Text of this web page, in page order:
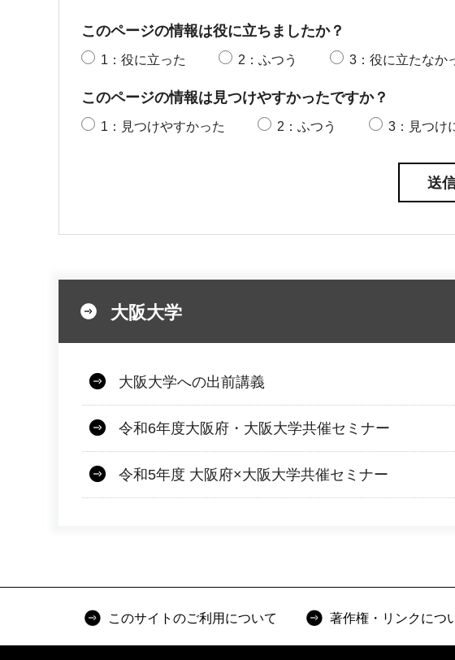
このページの情報は役に立ちましたか？
1：役に立った 2：ふつう 3：役に立たなか
このページの情報は見つけやすかったですか？
1：見つけやすかった 2：ふつう 3：見つけ
大阪大学
大阪大学への出前講義
令和6年度大阪府・大阪大学共催セミナー
令和5年度 大阪府×大阪大学共催セミナー
このサイトのご利用について 著作権・リンクにつ